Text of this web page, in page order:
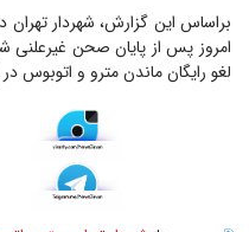
براساس این گزارش، شهردار
امروز پس از پایان صحن غیرعلنی
لغو رایگان ماندن مترو و اتوبوس